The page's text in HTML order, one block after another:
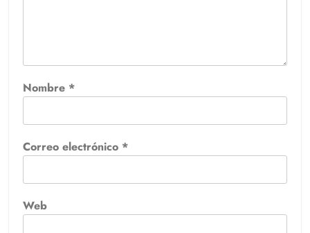
Nombre *
Correo electrónico *
Web